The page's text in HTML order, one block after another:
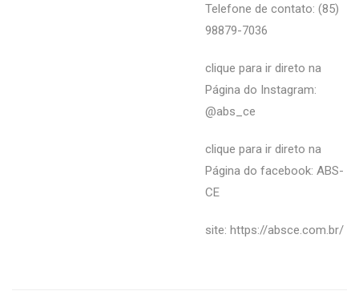
Telefone de contato: (85)
98879-7036
clique para ir direto na
Página do Instagram:
@abs_ce
clique para ir direto na
Página do facebook:ABS-
CE
site: https://absce.com.br/